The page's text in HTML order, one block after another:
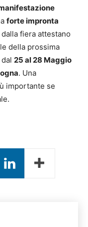
forte impronta
fiera attestano
della prossima
25 al 28 Maggio
. Una
importante se